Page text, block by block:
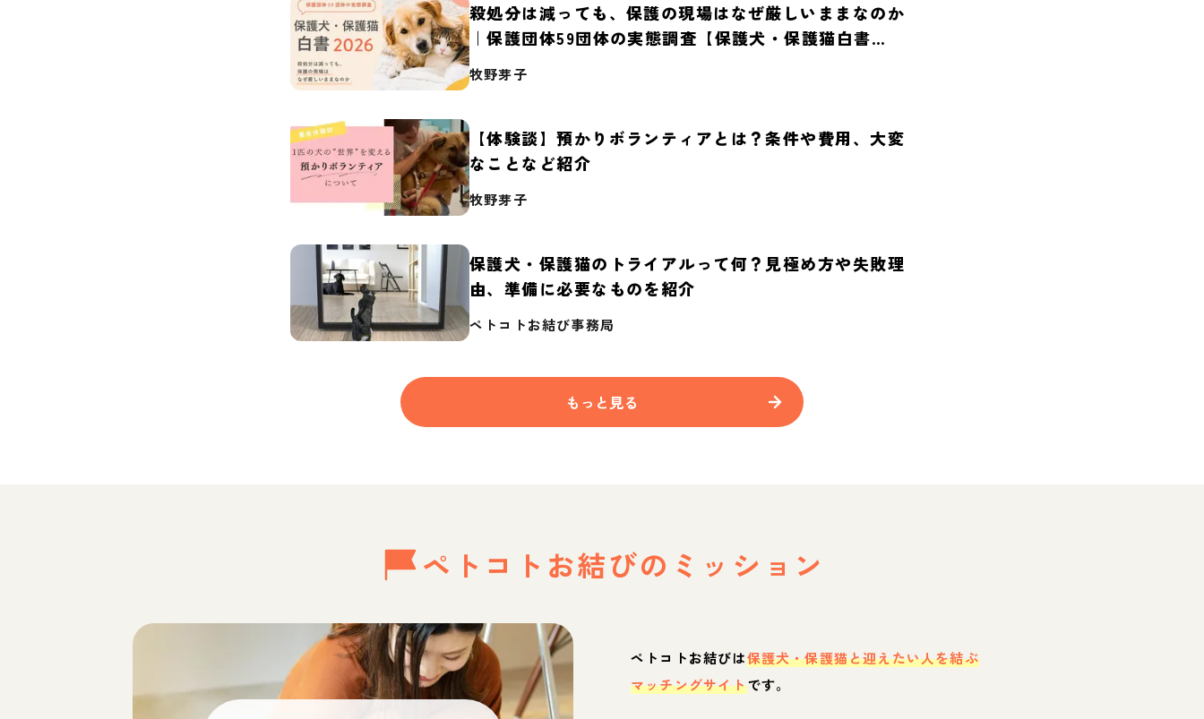
殺処分は減っても、保護の現場はなぜ厳しいままなのか
｜保護団体59団体の実態調査【保護犬・保護猫白書
2026】
牧野芽子
【体験談】預かりボランティアとは？条件や費用、大変
なことなど紹介
牧野芽子
保護犬・保護猫のトライアルって何？見極め方や失敗理
由、準備に必要なものを紹介
ペトコトお結び事務局
もっと見る
ペトコトお結びの ミッション
ペトコトお結びは保護犬・保護猫と迎えたい人を結ぶ
マッチングサイトです。